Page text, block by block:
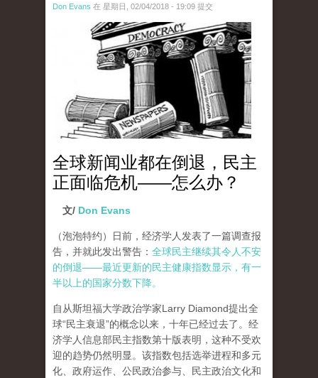
Don Evans 在 星期日, 02/04/2018 - 19:09 提交
wechatimg1287.jpeg
全球新闻业都在倒退，民主
正面临危机——怎么办？
文/ Don Evans
（泡泡特约）
日前，经济学人发表了一篇调查报
告，并就此发出警告： 全球民主继续其令人不安
的倒退——最近更新的民主健康指数显示，有一
半以上的国家分数下降。
自从斯坦福大学政治学家Larry Diamond提出全
球“民主衰退”的概念以来，十年已经过去了。经
济学人信息部民主指数第十版表明，这种不受欢
迎的趋势仍然明显。该指数包括选举进程和多元
化、政府运作、公民政治参与、民主政治文化和